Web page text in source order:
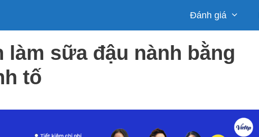
Đánh giá
làm sữa đậu nành bằng
tố